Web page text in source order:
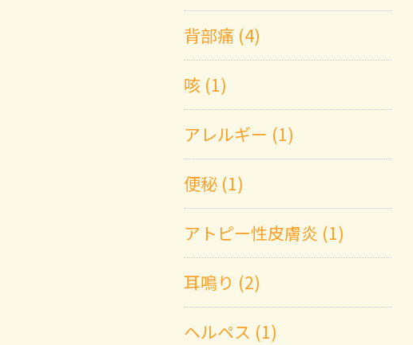
背部痛 (4)
咳 (1)
アレルギー (1)
便秘 (1)
アトピー性皮膚炎 (1)
耳鳴り (2)
ヘルペス (1)